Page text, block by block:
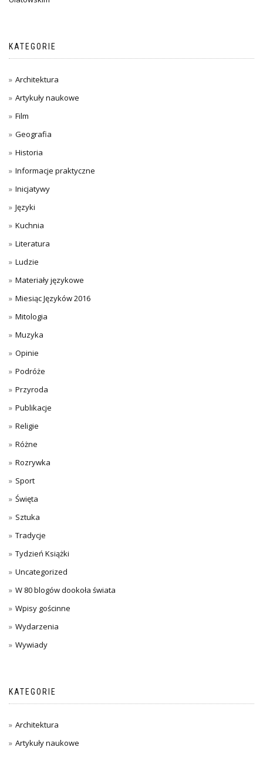
KATEGORIE
Architektura
Artykuły naukowe
Film
Geografia
Historia
Informacje praktyczne
Inicjatywy
Języki
Kuchnia
Literatura
Ludzie
Materiały językowe
Miesiąc Języków 2016
Mitologia
Muzyka
Opinie
Podróże
Przyroda
Publikacje
Religie
Różne
Rozrywka
Sport
Święta
Sztuka
Tradycje
Tydzień Książki
Uncategorized
W 80 blogów dookoła świata
Wpisy gościnne
Wydarzenia
Wywiady
KATEGORIE
Architektura
Artykuły naukowe